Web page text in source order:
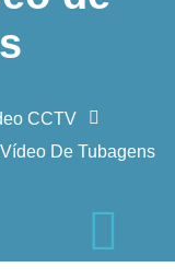
CCTV
De Tubagens